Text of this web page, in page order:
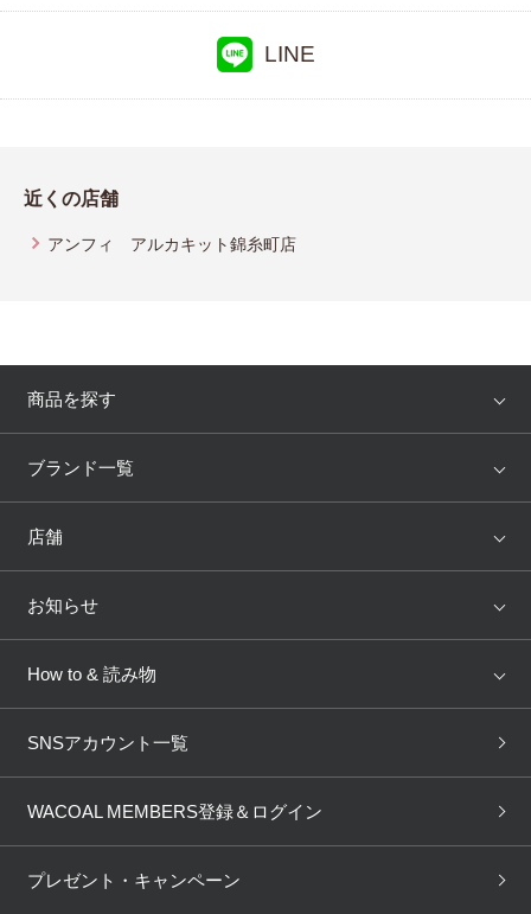
LINE
近くの店舗
アンフィ アルカキット錦糸町店
商品を探す
アイテム
トピックス
ブランド一覧
WACOAL
AMPHI une nana cool
OUR WACOAL
WACOAL Remamma Mens Innerwear
店舗
店舗を探す
ブラ無料診断
3Dボディスキャン
お知らせ
新着情報
商品回収
ニュース＆トピックス
How to & 読み物
下着の基礎知識
ブラパン ワコールスタイル
SNSアカウント一覧
WACOAL MEMBERS登録＆ログイン
プレゼント・キャンペーン